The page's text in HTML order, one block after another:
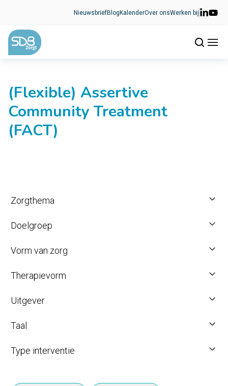
NieuwsbriefBlog KalenderOver onsWerken bij
(Flexible) Assertive
Community Treatment
(FACT)
Zorgthema
Doelgroep
Vorm van zorg
Therapievorm
Uitgever
Taal
Type interventie